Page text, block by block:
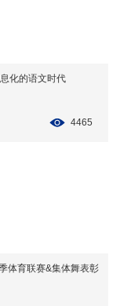
化的语文时代
4465
体育联赛&集体舞表彰